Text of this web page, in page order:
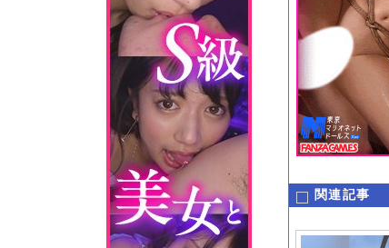
Powered by
このページは
示されません。
関連記事